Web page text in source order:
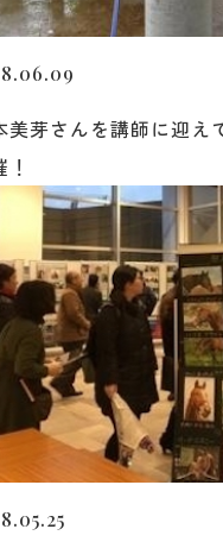
美芽さんを講師に迎え